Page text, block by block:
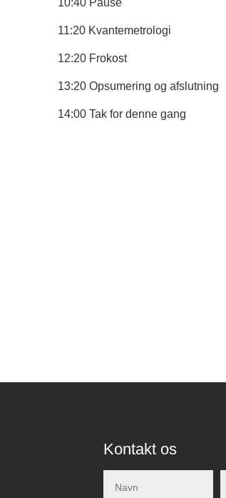
10:40 Pause
11:20 Kvantemetrologi
12:20 Frokost
13:20 Opsumering og afslutning
14:00 Tak for denne gang
Kontakt os